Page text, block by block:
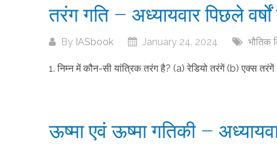
तरंग गति – अध्यायवार पिछले
By IASbook January 24, 2024 भौतिक
1. निम्न में कौन-सी यांत्रिक तरंग है? (a) रेडियो तरंगें (b) एक्स
ऊष्मा एवं ऊष्मा गतिकी –